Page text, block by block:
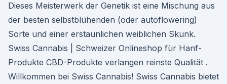
Dieses Meisterwerk der Genetik ist eine Mischung aus
der besten selbstblühenden (oder autoflowering)
Sorte und einer erstaunlichen weiblichen Skunk.
Swiss Cannabis | Schweizer Onlineshop für Hanf-
Produkte CBD-Produkte verlangen reinste Qualität .
Willkommen bei Swiss Cannabis! Swiss Cannabis bietet